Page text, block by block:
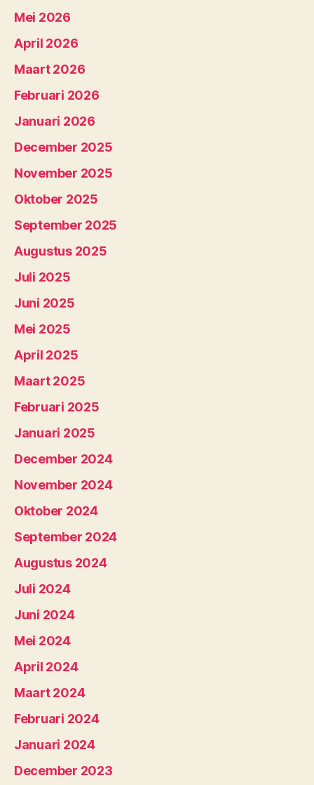
Mei 2026
April 2026
Maart 2026
Februari 2026
Januari 2026
December 2025
November 2025
Oktober 2025
September 2025
Augustus 2025
Juli 2025
Juni 2025
Mei 2025
April 2025
Maart 2025
Februari 2025
Januari 2025
December 2024
November 2024
Oktober 2024
September 2024
Augustus 2024
Juli 2024
Juni 2024
Mei 2024
April 2024
Maart 2024
Februari 2024
Januari 2024
December 2023